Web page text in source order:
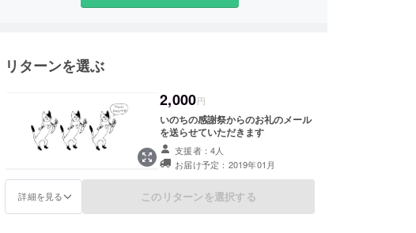
第１回目のテーマは"種！"
”種”っていう、まさに”いのち”から、
ダイレクトに生まれる野菜やお米、穀物、コットン。
見て、触れて、食べて、聴いて、作って。
リターンを選ぶ
2,000円
いのちの感謝祭からのお礼のメール
を送らせていただきます
支援者：4人
お届け予定：2019年01月
詳細を見る このリターンを選択する